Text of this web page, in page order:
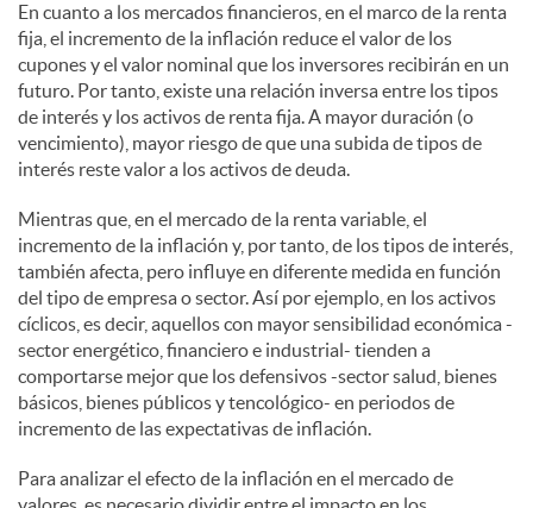
En cuanto a los mercados financieros, en el marco de la renta
fija, el incremento de la inflación reduce el valor de los
cupones y el valor nominal que los inversores recibirán en un
futuro. Por tanto, existe una relación inversa entre los tipos
de interés y los activos de renta fija. A mayor duración (o
vencimiento), mayor riesgo de que una subida de tipos de
interés reste valor a los activos de deuda.
Mientras que, en el mercado de la renta variable, el
incremento de la inflación y, por tanto, de los tipos de interés,
también afecta, pero influye en diferente medida en función
del tipo de empresa o sector. Así por ejemplo, en los activos
cíclicos, es decir, aquellos con mayor sensibilidad económica -
sector energético, financiero e industrial- tienden a
comportarse mejor que los defensivos -sector salud, bienes
básicos, bienes públicos y tencológico- en periodos de
incremento de las expectativas de inflación.
Para analizar el efecto de la inflación en el mercado de